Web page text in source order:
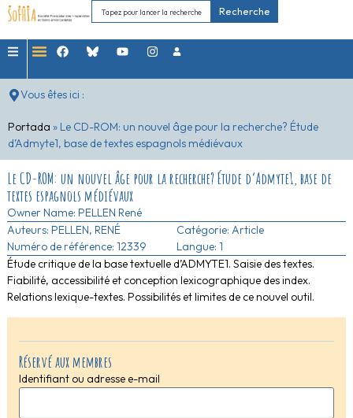
Recherche
Vous êtes ici :
Portada » Le CD-ROM: un nouvel âge pour la recherche? Étude
d’Admyte1, base de textes espagnols médiévaux
Réservé aux membres
Identifiant ou adresse e-mail
Le CD-ROM: un nouvel âge pour la recherche? Étude d’Admyte1, base de
textes espagnols médiévaux
Owner Name: PELLEN René
Auteurs: PELLEN, RENÉ
Numéro de référence: 12339
Catégorie: Article
Langue: 1
Étude critique de la base textuelle d’ADMYTE1. Saisie des textes.
Fiabilité, accessibilité et conception lexicographique des index.
Relations lexique-textes. Possibilités et limites de ce nouvel outil.